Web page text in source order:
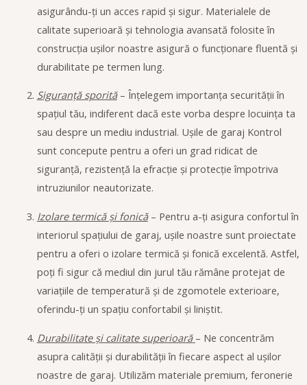
asigurându-ți un acces rapid și sigur. Materialele de
calitate superioară și tehnologia avansată folosite în
construcția ușilor noastre asigură o funcționare fluentă și
durabilitate pe termen lung.
Siguranță sporită– Înțelegem importanța securității în
spațiul tău, indiferent dacă este vorba despre locuința ta
sau despre un mediu industrial. Ușile de garaj Kontrol
sunt concepute pentru a oferi un grad ridicat de
siguranță, rezistență la efracție și protecție împotriva
intruziunilor neautorizate.
Izolare termică și fonică– Pentru a-ți asigura confortul în
interiorul spațiului de garaj, ușile noastre sunt proiectate
pentru a oferi o izolare termică și fonică excelentă. Astfel,
poți fi sigur că mediul din jurul tău rămâne protejat de
variațiile de temperatură și de zgomotele exterioare,
oferindu-ți un spațiu confortabil și liniștit.
Durabilitate și calitate superioară – Ne concentrăm
asupra calității și durabilității în fiecare aspect al ușilor
noastre de garaj. Utilizăm materiale premium, feronerie